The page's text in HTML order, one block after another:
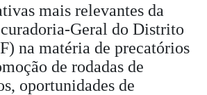
mais relevantes da
Geral do Distrito
na matéria de precatórios
de rodadas de
oportunidades de